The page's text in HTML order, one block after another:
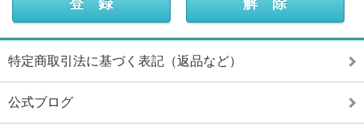
特定商取引法に基づく表記（返品など）
公式ブログ